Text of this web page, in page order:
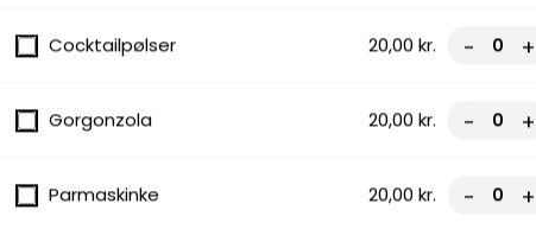
Cocktailpølser 20,00 kr. - +
Gorgonzola 20,00 kr. - +
Parmaskinke 20,00 kr. - +